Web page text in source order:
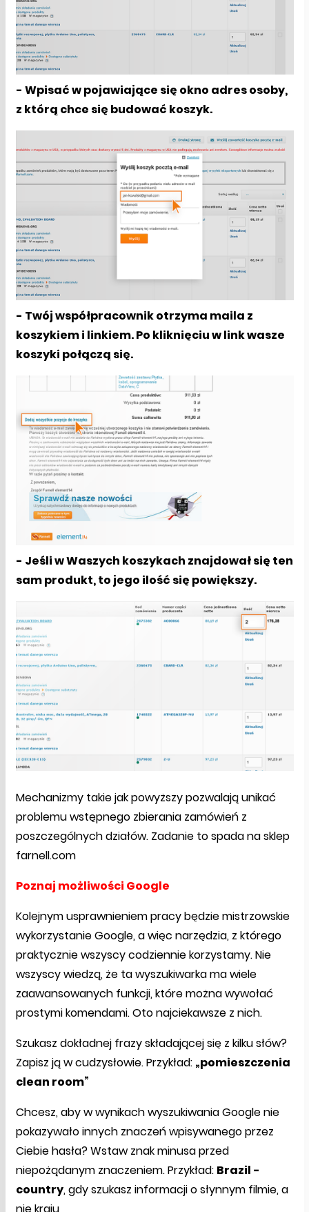
- Wpisać w pojawiające się okno adres osoby,
z którą chce się budować koszyk.
- Twój współpracownik otrzyma maila z
koszykiem i linkiem. Po kliknięciu w link wasze
koszyki połączą się.
- Jeśli w Waszych koszykach znajdował się ten
sam produkt, to jego ilość się powiększy.
Mechanizmy takie jak powyższy pozwalają unikać
problemu wstępnego zbierania zamówień z
poszczególnych działów. Zadanie to spada na sklep
farnell.com
Poznaj możliwości Google
Kolejnym usprawnieniem pracy będzie mistrzowskie
wykorzystanie Google, a więc narzędzia, z którego
praktycznie wszyscy codziennie korzystamy. Nie
wszyscy wiedzą, że ta wyszukiwarka ma wiele
zaawansowanych funkcji, które można wywołać
prostymi komendami. Oto najciekawsze z nich.
Szukasz dokładnej frazy składającej się z kilku słów?
Zapisz ją w cudzysłowie. Przykład: „pomieszczenia
clean room”
Chcesz, aby w wynikach wyszukiwania Google nie
pokazywało innych znaczeń wpisywanego przez
Ciebie hasła? Wstaw znak minusa przed
niepożądanym znaczeniem. Przykład: Brazil -
country, gdy szukasz informacji o słynnym filmie, a